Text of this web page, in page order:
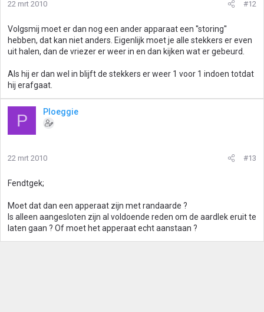
22 mrt 2010 #12
Volgsmij moet er dan nog een ander apparaat een ''storing''
hebben, dat kan niet anders. Eigenlijk moet je alle stekkers er even
uit halen, dan de vriezer er weer in en dan kijken wat er gebeurd.
Als hij er dan wel in blijft de stekkers er weer 1 voor 1 indoen totdat
hij erafgaat.
P Ploeggie
22 mrt 2010 #13
Fendtgek;
Moet dat dan een apperaat zijn met randaarde ?
Is alleen aangesloten zijn al voldoende reden om de aardlek eruit te
laten gaan ? Of moet het apperaat echt aanstaan ?